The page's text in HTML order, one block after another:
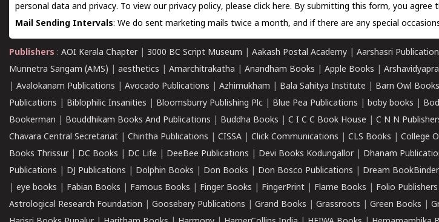
personal data and privacy. To view our privacy policy, please click here. By submitting this form, you agree
Mail Sending Intervals: We do sent marketing mails twice a month, and if there are any special
Publishers : AOI Kerala Chapter| 3000 BC Script Museum Aakash Postal Academy Aarshasri
Munnetra Sangam (AMS)
aesthetics Amarchitrakatha Anandham Books Apple Books
Avalokanam Publications Avocado Publications Azhimukham Bala Sahitya Institute Barn Owl Books
Publications
Biblophilic Insanities Bloomsburry Publishing Plc Blue Pea Publications boby books
Bookerman
Bouddhikam Books And Publications Buddha Books C I C C Book House C N N
Chavara Central Secretariat
Chintha Publications CISSA Click Communications CLS Books College
Books Thrissur| DC Books DC Life DeeBee Publications Devi Books Kodungallor| Dhanam
Publications
DJ Publications Dolphin Books Don Books Don Bosco Publications Dream
eye books Fabian Books Famous Books Finger Books FingerPrint Flame Books Folio Publishers
Astrological Research Foundation
Goosebery Publications Grand Books Grassroots Green Books